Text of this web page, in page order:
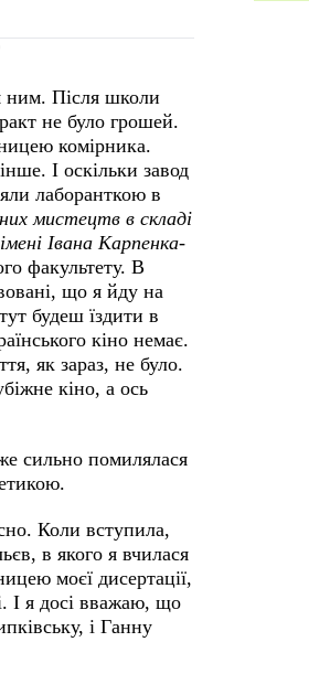
ним. Після школи
не було грошей.
комірника.
І оскільки завод
лаборанткою в
мистецтв в складі
Івана Карпенка-
факультету. В
що я йду на
будеш їздити в
кіно немає.
як зараз, не було.
кіно, а ось
сильно помилялася
Коли вступила,
в якого я вчилася
моєї дисертації,
І я досі вважаю, що
і Ганну